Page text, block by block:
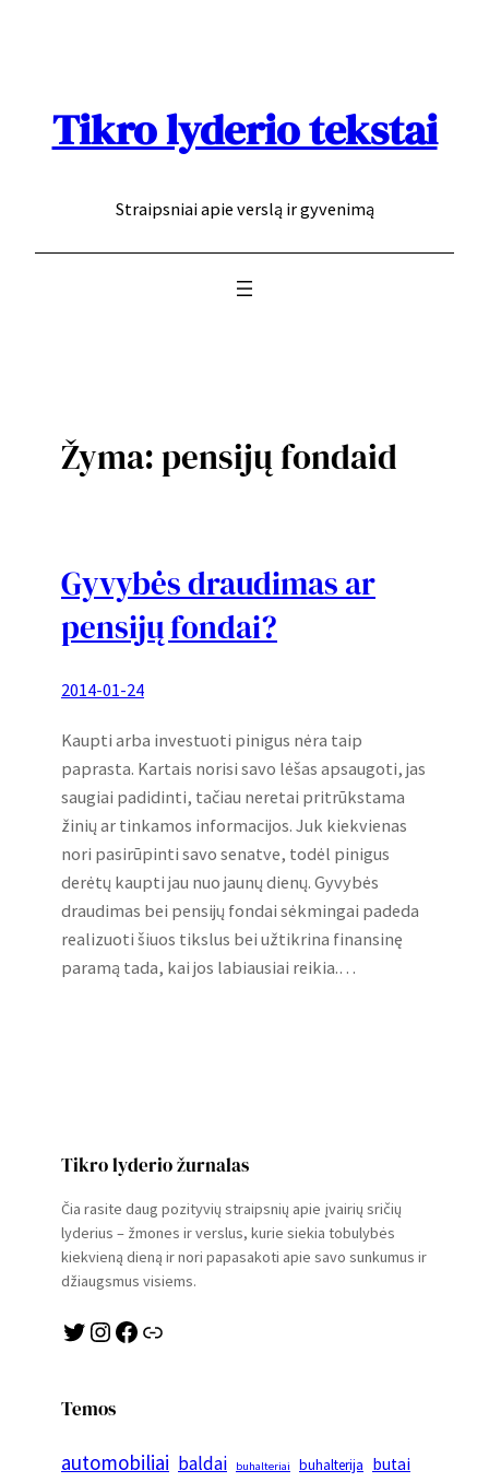
Tikro lyderio tekstai
Straipsniai apie verslą ir gyvenimą
Žyma:pensijų fondaid
Gyvybės draudimas ar
pensijų fondai?
2014-01-24
Kaupti arba investuoti pinigus nėra taip
paprasta. Kartais norisi savo lėšas apsaugoti, jas
saugiai padidinti, tačiau neretai pritrūkstama
žinių ar tinkamos informacijos. Juk kiekvienas
nori pasirūpinti savo senatve, todėl pinigus
derėtų kaupti jau nuo jaunų dienų. Gyvybės
draudimas bei pensijų fondai sėkmingai padeda
realizuoti šiuos tikslus bei užtikrina finansinę
paramą tada, kai jos labiausiai reikia.…
Tikro lyderio žurnalas
Čia rasite daug pozityvių straipsnių apie įvairių sričių
lyderius – žmones ir verslus, kurie siekia tobulybės
kiekvieną dieną ir nori papasakoti apie savo sunkumus ir
džiaugsmus visiems.
Twitter Instagram Facebook Link
Temos
automobiliai baldai buhalteriai buhalterija butai